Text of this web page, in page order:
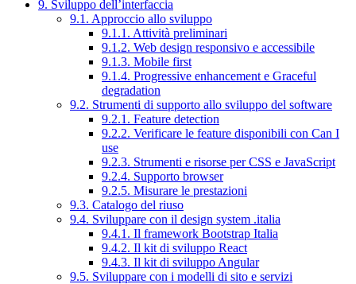
9. Sviluppo dell’interfaccia
9.1. Approccio allo sviluppo
9.1.1. Attività preliminari
9.1.2. Web design responsivo e accessibile
9.1.3. Mobile first
9.1.4. Progressive enhancement e Graceful
degradation
9.2. Strumenti di supporto allo sviluppo del software
9.2.1. Feature detection
9.2.2. Verificare le feature disponibili con Can I
use
9.2.3. Strumenti e risorse per CSS e JavaScript
9.2.4. Supporto browser
9.2.5. Misurare le prestazioni
9.3. Catalogo del riuso
9.4. Sviluppare con il design system .italia
9.4.1. Il framework Bootstrap Italia
9.4.2. Il kit di sviluppo React
9.4.3. Il kit di sviluppo Angular
9.5. Sviluppare con i modelli di sito e servizi